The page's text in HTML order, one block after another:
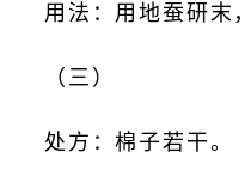
用法：用地蚕研末
（三）
处方：棉子若干。